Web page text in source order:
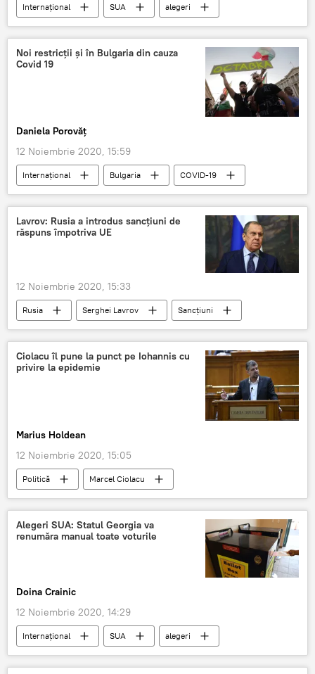
Internaţional SUA alegeri
Noi restricții și în Bulgaria din cauza
Covid 19
Daniela Porovăț
12 Noiembrie 2020, 15:59
Internaţional Bulgaria COVID-19
Lavrov: Rusia a introdus sancțiuni de
răspuns împotriva UE
12 Noiembrie 2020, 15:33
Rusia Serghei Lavrov
Sancțiuni
Uniunea Europeană
Ciolacu îl pune la punct pe Iohannis cu
privire la epidemie
Marius Holdean
12 Noiembrie 2020, 15:05
Politică
Marcel Ciolacu
Klaus Iohannis
Alegeri SUA: Statul Georgia va
renumăra manual toate voturile
Doina Crainic
12 Noiembrie 2020, 14:29
Internaţional SUA alegeri